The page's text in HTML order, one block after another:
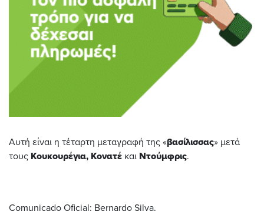
Αυτή είναι η τέταρτη μεταγραφή της «βασίλισσας» μετά
τους Κουκουρέγια, Κονατέ και Ντούμφρις.
Comunicado Oficial: Bernardo Silva.